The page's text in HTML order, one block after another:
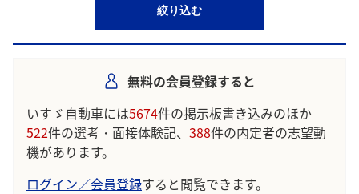
絞り込む
無料の会員登録すると
いすゞ自動車には5674件の掲示板書き込みのほか
522件の選考・面接体験記、 388件の内定者の志望動
機があります。
ログイン／会員登録すると閲覧できます。